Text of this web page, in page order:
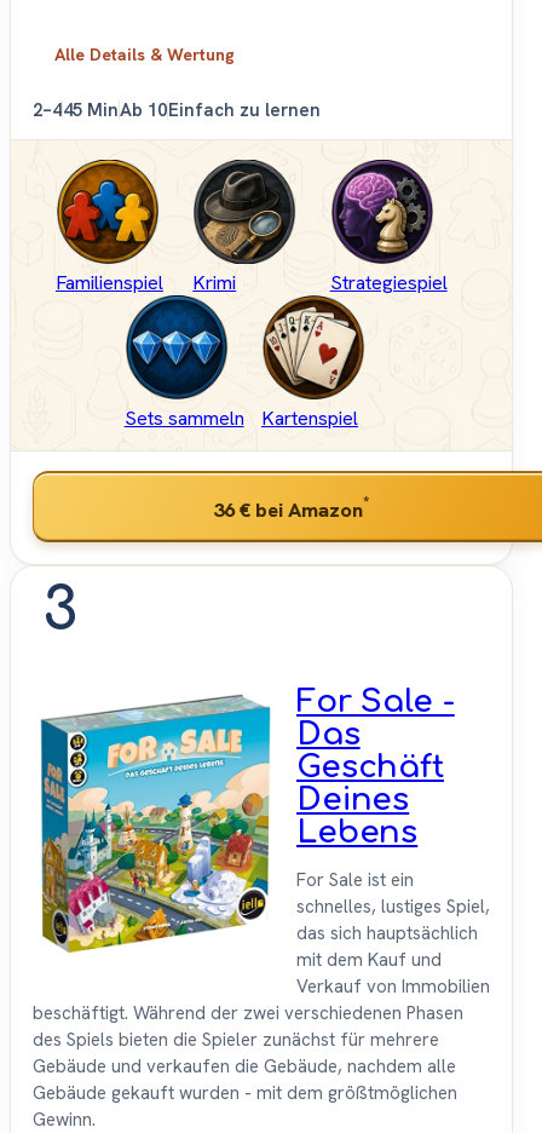
Alle Details & Wertung
2–445 MinAb 10Einfach zu lernen
Familienspiel Krimi Strategiespiel
Sets sammeln Kartenspiel
36 € bei Amazon*
3
For Sale -
Das
Geschäft
Deines
Lebens
For Sale ist ein
schnelles, lustiges Spiel,
das sich hauptsächlich
mit dem Kauf und
Verkauf von Immobilien
beschäftigt. Während der zwei verschiedenen Phasen
des Spiels bieten die Spieler zunächst für mehrere
Gebäude und verkaufen die Gebäude, nachdem alle
Gebäude gekauft wurden - mit dem größtmöglichen
Gewinn.